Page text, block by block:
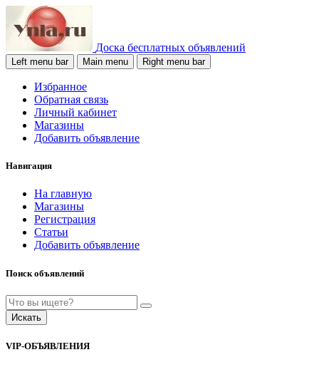
Доска бесплатных объявлений
Left menu bar Main menu Right menu bar
Избранное
Обратная связь
Личный кабинет
Магазины
Добавить объявление
Навигация
На главную
Магазины
Регистрация
Статьи
Добавить объявление
Поиск объявлений
Искать
VIP-ОБЪЯВЛЕНИЯ